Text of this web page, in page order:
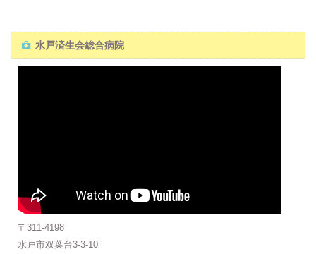
水戸済生会総合病院
〒311-4198
水戸市双葉台3-3-10